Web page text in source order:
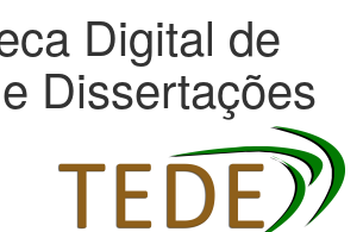
Digital de
Dissertações